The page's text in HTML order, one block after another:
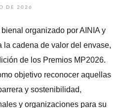
DE 2026
organizado por AINIA y
la cadena de valor del envase,
de los Premios MP2026.
objetivo reconocer aquellas
y sostenibilidad,
y organizaciones para su